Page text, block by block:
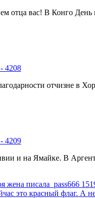
отца вас! В Конго
4208
отчизне в
4209
и на Ямайке. В
жена писала pass666
это красный флаг.